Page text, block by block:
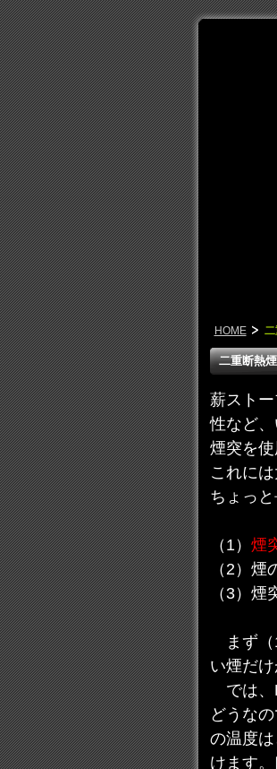
HOME
二重断熱
薪スト
性など
煙突を使
これに
ちょっ
（1） 煙
（2）煙
（3）
まず（
い煙だ
では、
どうな
の温度
けます